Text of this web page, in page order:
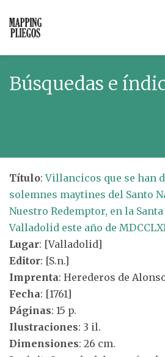
Búsquedas e
Título:Villancicos que se han
solemnes maytines del Santo
Nuestro Redemptor, en la
Valladolid este año de
Lugar: [Valladolid]
Editor: [S.n.]
Imprenta: Herederos de
Fecha: [1761]
Páginas: 15 p.
Ilustraciones: 3 il.
Dimensiones: 26 cm.